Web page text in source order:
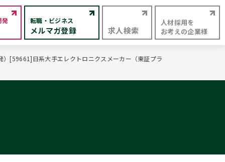
発 転職・ビジネス
メルマガ登録 求人検索
人材採用を
お考えの企業様
[59661]日系大手エレクトロニクスメーカー（東証プラ